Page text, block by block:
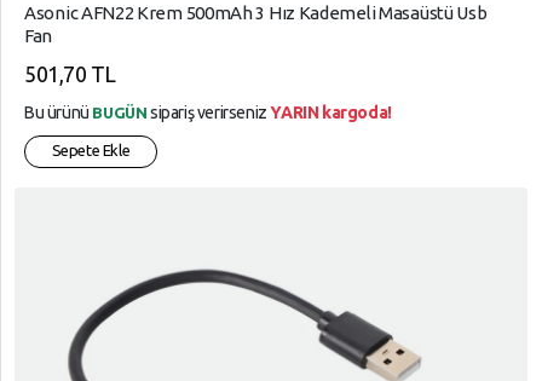
Asonic AFN22 Krem 500mAh 3 Hız Kademeli Masaüstü Usb
Fan
501,70 TL
Bu ürünü BUGÜN sipariş verirsenizYARIN kargoda!
Sepete Ekle